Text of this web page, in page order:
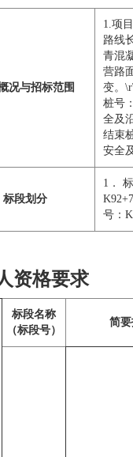
况与招标范围
1.项
路线
青混
营路
变。
桩号
全及
结束
安全
标段划分
1．
号：
资格要求
标段名称
（标段号）
简